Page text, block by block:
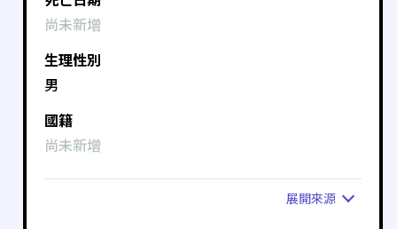
尚未新增
生理性別
男
國籍
尚未新增
展開來源